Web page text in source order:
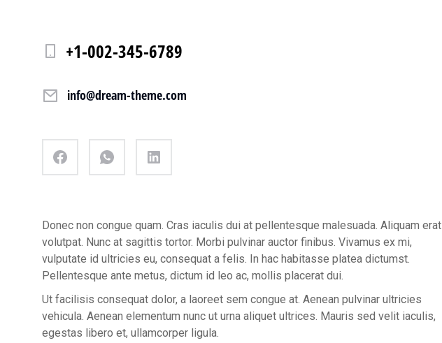
+1-002-345-6789
info@dream-theme.com
Donec non congue quam. Cras iaculis dui at pellentesque malesuada. Aliquam erat
volutpat. Nunc at sagittis tortor. Morbi pulvinar auctor finibus. Vivamus ex mi,
vulputate id ultricies eu, consequat a felis. In hac habitasse platea dictumst.
Pellentesque ante metus, dictum id leo ac, mollis placerat dui.
Ut facilisis consequat dolor, a laoreet sem congue at. Aenean pulvinar ultricies
vehicula. Aenean elementum nunc ut urna aliquet ultrices. Mauris sed velit iaculis,
egestas libero et, ullamcorper ligula.